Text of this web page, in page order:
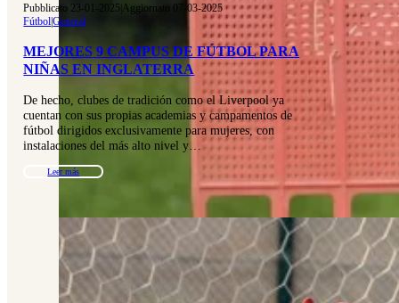
Pubblicato 23-01-2025|Aggiornato 07-03-2025
Fútbol|General
MEJORES 9 CAMPUS DE FÚTBOL PARA
NIÑAS EN INGLATERRA
De hecho, clubes de tradición como el Liverpool ya
cuentan con sus propias academias y campamentos de
fútbol dirigidos exclusivamente para mujeres, con
instalaciones del más alto nivel y…
Leer más